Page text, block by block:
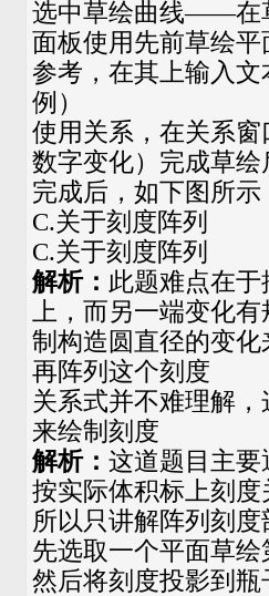
选中草绘曲线——在
面板使用先前草绘
参考，在其上输入
例）
使用关系，在关系窗
数字变化）完成草
完成后，如下图所示
C.关于刻度阵列
C.关于刻度阵列
解析： 此题难点在
上，而另一端变化
制构造圆直径的变
再阵列这个刻度
关系式并不难理解
来绘制刻度
解析： 这道题目主
按实际体积标上刻
所以只讲解阵列刻
先选取一个平面草绘
然后将刻度投影到